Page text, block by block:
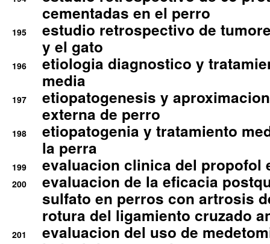
cementadas en el perro
195
estudio retrospectivo de
y el gato
196
etiologia diagnostico y
media
197
etiopatogenesis y
externa de perro
198
etiopatogenia y tratamiento
la perra
199 evaluacion clinica del propofol
200
evaluacion de la eficacia
sulfato en perros con artrosis
rotura del ligamiento cruzado
201
evaluacion del uso de